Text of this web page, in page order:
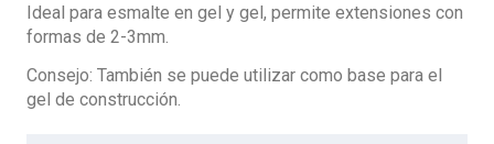
Ideal para esmalte en gel y gel, permite extensiones con
formas de 2-3mm.
Consejo: También se puede utilizar como base para el
gel de construcción.